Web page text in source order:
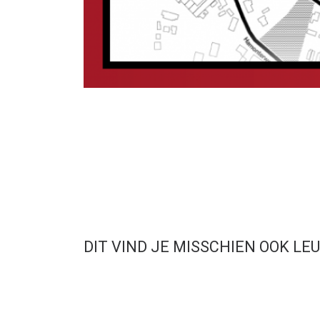
DIT VIND JE MISSCHIEN OOK